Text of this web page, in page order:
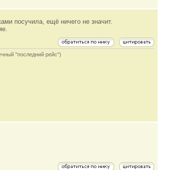
посучила, ещё ничего не значит.
"последний рейс")